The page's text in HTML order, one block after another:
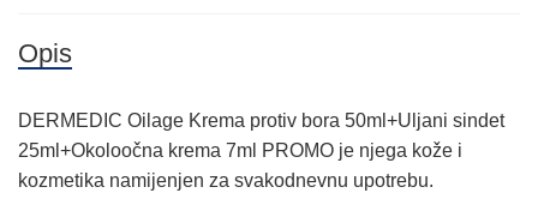
Opis
DERMEDIC Oilage Krema protiv bora 50ml+Uljani sindet
25ml+Okoloočna krema 7ml PROMO je njega kože i
kozmetika namijenjen za svakodnevnu upotrebu.